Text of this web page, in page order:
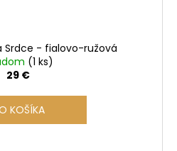
Srdce - fialovo-ružová
(1 ks)
29 €
KOŠÍKA